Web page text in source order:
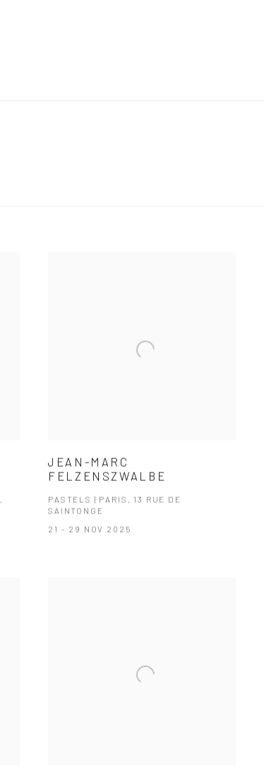
JEAN-MARC
FELZENSZWALBE
PASTELS | PARIS, 13 RUE DE
SAINTONGE
21 - 29 NOV 2025